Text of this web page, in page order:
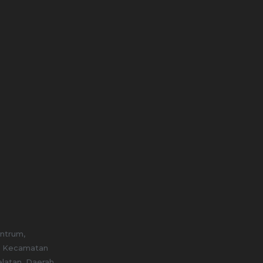
Kecamatan